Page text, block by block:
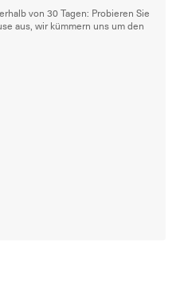
von 30 Tagen: Probieren Sie
aus, wir kümmern uns um den